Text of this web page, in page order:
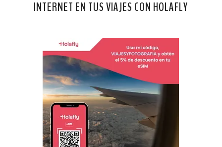
INTERNET EN TUS VIAJES CON HOLAFLY